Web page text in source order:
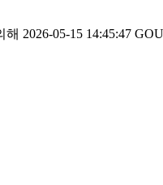
2026-05-15 14:45:47